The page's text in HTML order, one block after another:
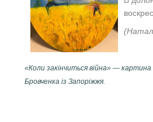
«Коли закінчиться війна» — картина
Бровченка із Запоріжжя.